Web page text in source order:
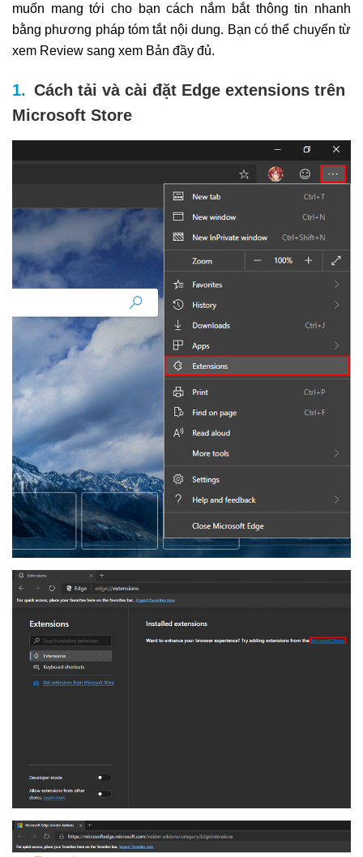
muốn mang tới cho bạn cách nắm bắt thông tin nhanh
bằng phương pháp tóm tắt nội dung. Bạn có thể chuyển từ
xem Review sang xem Bản đầy đủ.
Cách tải và cài đặt Edge extensions trên
Microsoft Store